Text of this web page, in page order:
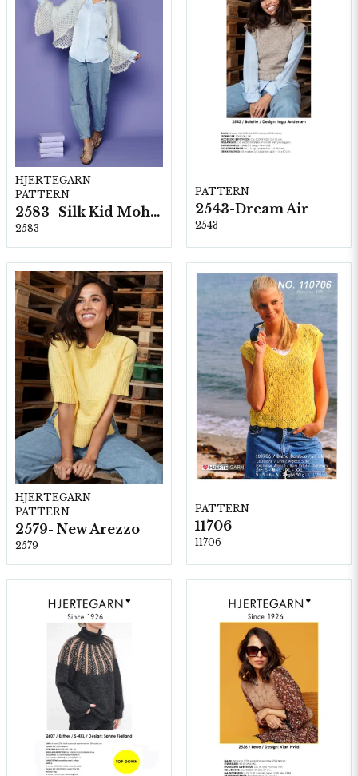
HJERTEGARN
PATTERN
2583- Silk Kid Mohair
2583
PATTERN
2543-Dream Air
2543
HJERTEGARN
PATTERN
2579- New Arezzo
2579
PATTERN
11706
11706